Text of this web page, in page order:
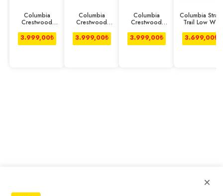
Columbia
Crestwood
Kahverengi
3.999,00₺
Columbia
Crestwood
Gri
3.999,00₺
Columbia
Crestwood
3.999,00₺
Columbia Strata
Trail Low Wp
Siyah
3.699,00₺
×